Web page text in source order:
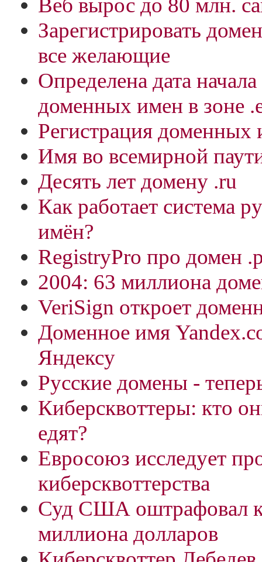
Веб вырос до 80 млн.
Зарегистрировать
все желающие
Определена дата
доменных имен в зоне
Регистрация доменных
Имя во всемирной
Десять лет домену .ru
Как работает система
имён?
RegistryPro про домен
2004: 63 миллиона
VeriSign откроет
Доменное имя
Яндексу
Русские домены -
Киберсквоттеры: кто
едят?
Евросоюз исследует
киберсквоттерства
Суд США оштрафовал
миллиона долларов